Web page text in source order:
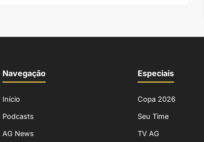
Navegação
Início
Podcasts
AG News
Especiais
Copa 2026
Seu Time
TV AG